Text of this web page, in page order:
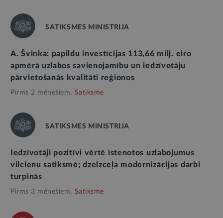
SATIKSMES MINISTRIJA
A. Švinka: papildu investīcijas 113,66 milj. eiro
apmērā uzlabos savienojamību un iedzīvotāju
pārvietošanās kvalitāti reģionos
Pirms 2 mēnešiem, Satiksme
SATIKSMES MINISTRIJA
Iedzīvotāji pozitīvi vērtē īstenotos uzlabojumus
vilcienu satiksmē; dzelzceļa modernizācijas darbi
turpinās
Pirms 3 mēnešiem, Satiksme